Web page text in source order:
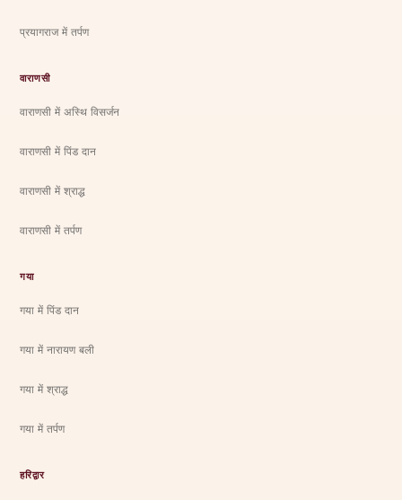
प्रयागराज में तर्पण
वाराणसी
वाराणसी में अस्थि विसर्जन
वाराणसी में पिंड दान
वाराणसी में श्राद्ध
वाराणसी में तर्पण
गया
गया में पिंड दान
गया में नारायण बली
गया में श्राद्ध
गया में तर्पण
हरिद्वार